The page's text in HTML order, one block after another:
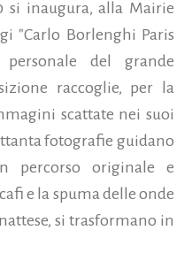
si inaugura, alla Mairie
"Carlo Borlenghi Paris
del grande
raccoglie, per la
scattate nei suoi
fotografie guidano
percorso originale e
e la spuma delle onde
si trasformano in